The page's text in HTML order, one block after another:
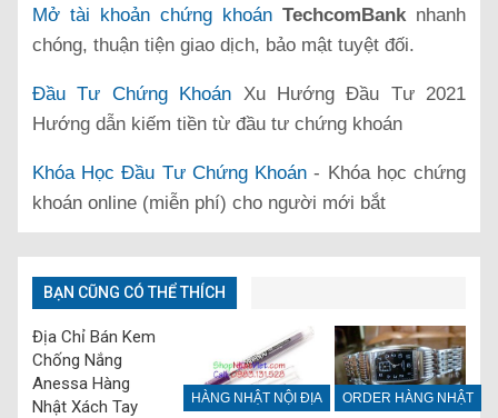
Mở tài khoản chứng khoán TechcomBank nhanh
chóng, thuận tiện giao dịch, bảo mật tuyệt đối.
Đầu Tư Chứng Khoán Xu Hướng Đầu Tư 2021
Hướng dẫn kiếm tiền từ đầu tư chứng khoán
Khóa Học Đầu Tư Chứng Khoán - Khóa học chứng
khoán online (miễn phí) cho người mới bắt
BẠN CŨNG CÓ THỂ THÍCH
Địa Chỉ Bán Kem
Chống Nắng
Anessa Hàng
Nhật Xách Tay
HÀNG NHẬT NỘI ĐỊA ORDER HÀNG NHẬT